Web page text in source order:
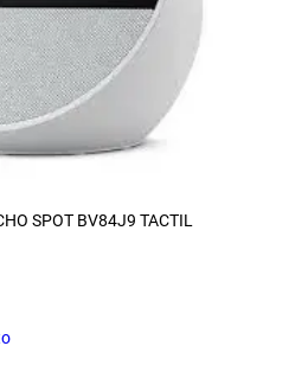
SPOT BV84J9 TACTIL